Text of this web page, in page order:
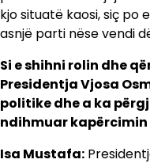
kjo situatë kaosi, siç po
asnjë parti nëse vendi
Si e shihni rolin dhe
Presidentja Vjosa
politike dhe a ka
ndihmuar kapërcimin
Isa Mustafa: